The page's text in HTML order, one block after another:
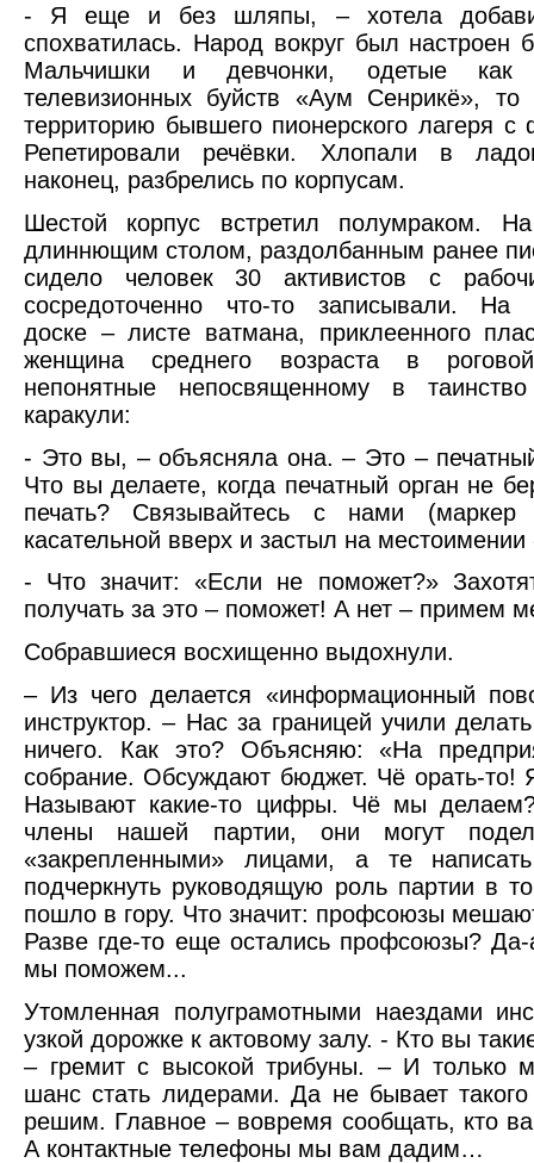
- Я еще и без шляпы, – хотела
спохватилась. Народ вокруг был настроен
Мальчишки и девчонки, одетые как
телевизионных буйств «Аум Сенрикё»,
территорию бывшего пионерского лагеря с
Репетировали речёвки. Хлопали в
наконец, разбрелись по корпусам.
Шестой корпус встретил полумраком.
длиннющим столом, раздолбанным ранее
сидело человек 30 активистов с
сосредоточенно что-то записывали. На
доске – листе ватмана, приклеенного
женщина среднего возраста в
непонятные непосвященному в таинство
каракули:
- Это вы, – объясняла она. – Это –
Что вы делаете, когда печатный орган не
печать? Связывайтесь с нами
касательной вверх и застыл на
- Что значит: «Если не поможет?»
получать за это – поможет! А нет – примем
Cобравшиеся восхищенно выдохнули.
– Из чего делается «информационный
инструктор. – Нас за границей учили
ничего. Как это? Объясняю: «На
собрание. Обсуждают бюджет. Чё орать-то!
Называют какие-то цифры. Чё мы
члены нашей партии, они могут
«закрепленными» лицами, а те
подчеркнуть руководящую роль партии в
пошло в гору. Что значит: профсоюзы
Разве где-то еще остались профсоюзы?
мы поможем...
Утомленная полуграмотными наездами
узкой дорожке к актовому залу. - Кто вы
– гремит с высокой трибуны. – И только
шанс стать лидерами. Да не бывает
решим. Главное – вовремя сообщать, кто
А контактные телефоны мы вам дадим…